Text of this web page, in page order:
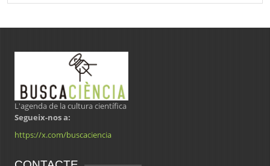
L'agenda de la cultura científica
Segueix-nos a:
https://x.com/buscaciencia